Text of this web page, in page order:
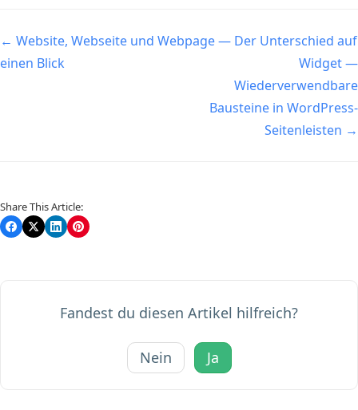
Navigation
← Website, Webseite und Webpage — Der Unterschied auf
einen Blick
Widget —
Wiederverwendbare
Bausteine in WordPress-
Seitenleisten →
Share This Article:
Fandest du diesen Artikel hilfreich?
Nein Ja